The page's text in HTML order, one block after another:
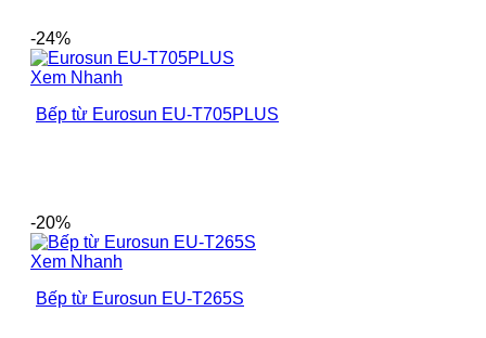
-24%
Xem Nhanh
Bếp từ Eurosun EU-T705PLUS
-20%
Xem Nhanh
Bếp từ Eurosun EU-T265S